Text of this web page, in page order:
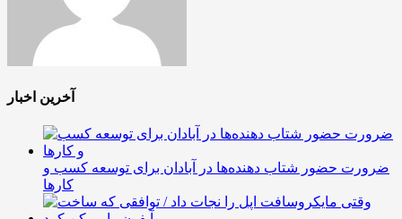
آخرین اخبار
ضرورت حضور شتاب ‌دهنده‌ها در آبادان برای توسعه کسب‌ و
کارها